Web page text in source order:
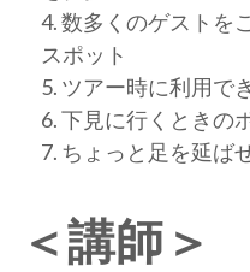
数多くのゲストを
スポット
ツアー時に利用で
下見に行くときの
ちょっと足を延ば
＜講師＞